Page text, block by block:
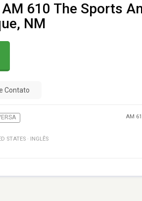
AM 610 The Sports
NM
Contato
AM
STATES · INGLÊS